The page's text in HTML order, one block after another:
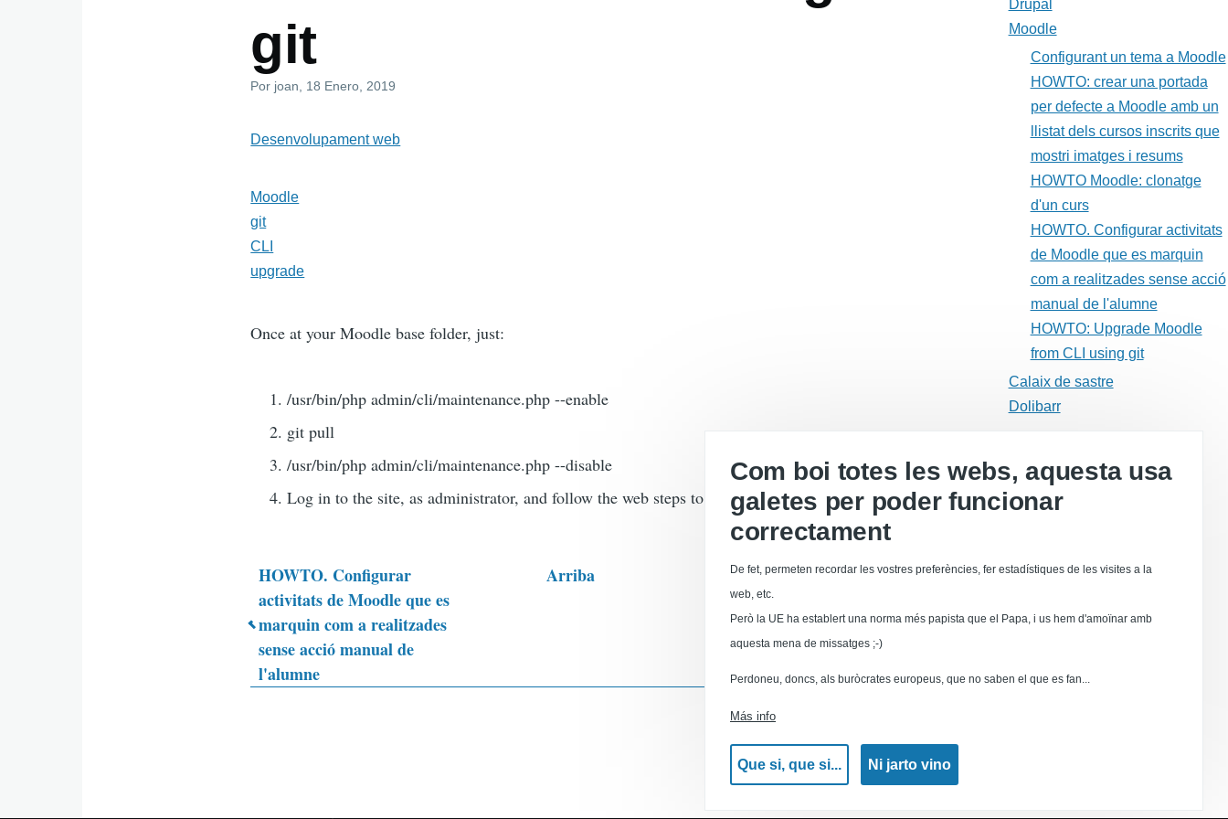
git
Por joan , 18 Enero, 2019
Desenvolupament web
Moodle
git
CLI
upgrade
Once at your Moodle base folder, just:
/usr/bin/php admin/cli/maintenance.php --enable
git pull
/usr/bin/php admin/cli/maintenance.php --disable
Log in to the site, as administrator, and follow the web steps to update database, etc.
Enlaces
transversales
HOWTO. Configurar
activitats de Moodle que es
marquin com a realitzades
sense acció manual de
l'alumne
Arriba Calaix de sastre
Drupal
Moodle
Configurant un tema a Moodle
HOWTO: crear una portada
per defecte a Moodle amb un
llistat dels cursos inscrits que
mostri imatges i resums
HOWTO Moodle: clonatge
d'un curs
HOWTO. Configurar activitats
de Moodle que es marquin
com a realitzades sense acció
manual de l'alumne
HOWTO: Upgrade Moodle
from CLI using git
Calaix de sastre
Dolibarr
Com boi totes les webs, aquesta usa
galetes per poder funcionar
correctament
De fet, permeten recordar les vostres preferències, fer estadístiques de les visites a la
web, etc.
Però la UE ha establert una norma més papista que el Papa, i us hem d'amoïnar amb
aquesta mena de missatges ;-)
Perdoneu, doncs, als buròcrates europeus, que no saben el que es fan...
Más info
Que si, que si... Ni jarto vino